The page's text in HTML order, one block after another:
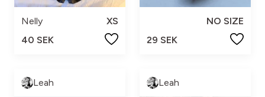
Nelly
XS
40 SEK
NO SIZE
29 SEK
Leah Leah